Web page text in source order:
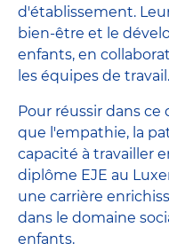
d'établissement.
bien-être et le
enfants, en
les équipes de travail.
Pour réussir dans
que l'empathie, la
capacité à travailler
diplôme EJE au
une carrière
dans le domaine
enfants.